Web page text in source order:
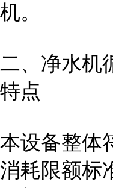
机。
二、净水机
特点
本设备整体
消耗限额标